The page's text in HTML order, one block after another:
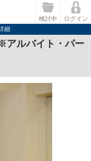
検討中
ログイン
細
アルバイト・パー